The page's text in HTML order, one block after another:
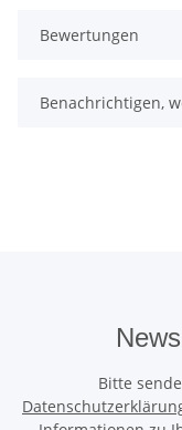
Bewertungen
Benachrichtigen,
Bitte